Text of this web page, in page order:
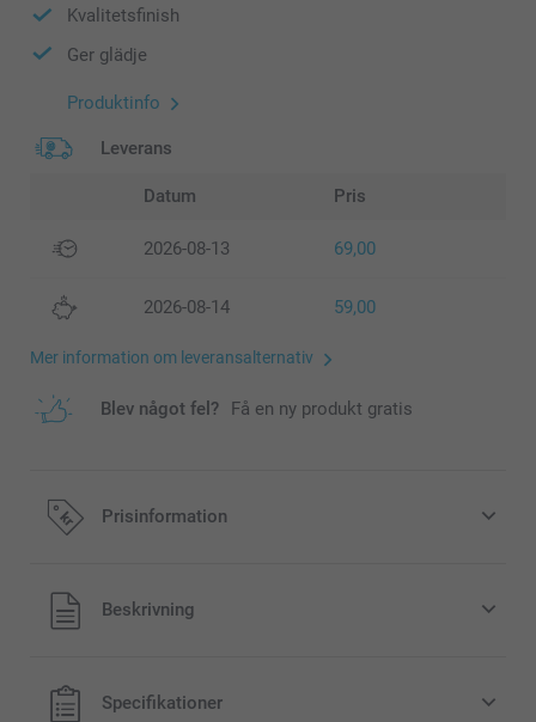
Kvalitetsfinish
Ger glädje
Produktinfo
Leverans
Datum Pris
2026-08-13 69,00
2026-08-14 59,00
Mer information om leveransalternativ
Blev något fel? Få en ny produkt gratis
Prisinformation
Alla priser är i svenska kronor (SEK), inklusive moms och
exklusive porto.
Beskrivning
Specifikationer